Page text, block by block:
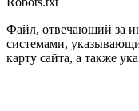
Файл, отвечающий за
системами,
карту сайта, а также